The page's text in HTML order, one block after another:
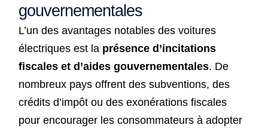
gouvernementales
L’un des avantages notables des voitures
électriques est la présence d’incitations
fiscales et d’aides gouvernementales. De
nombreux pays offrent des subventions, des
crédits d’impôt ou des exonérations fiscales
pour encourager les consommateurs à adopter